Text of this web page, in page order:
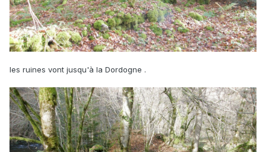
les ruines vont jusqu'à la Dordogne .